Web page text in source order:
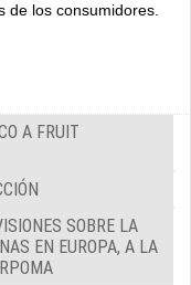
de los consumidores.
A FRUIT
SOBRE LA
EN EUROPA, A LA